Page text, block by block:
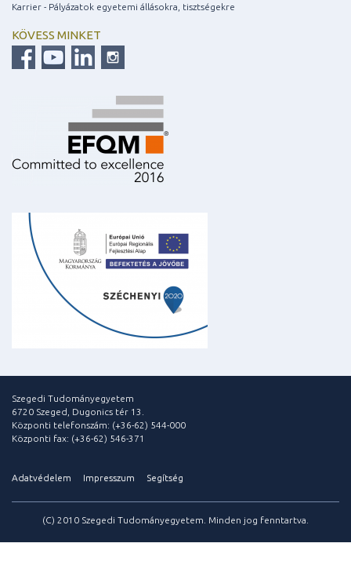
Karrier - Pályázatok egyetemi állásokra, tisztségekre
KÖVESS MINKET
Szegedi Tudományegyetem
6720 Szeged, Dugonics tér 13.
Központi telefonszám: (+36-62) 544-000
Központi fax: (+36-62) 546-371
Adatvédelem Impresszum Segítség
(C) 2010 Szegedi Tudományegyetem. Minden jog fenntartva.